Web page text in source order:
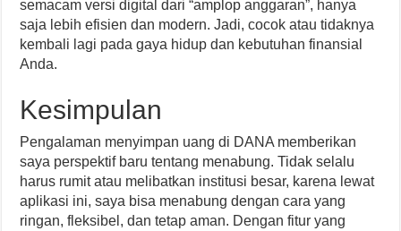
semacam versi digital dari “amplop anggaran”, hanya
saja lebih efisien dan modern. Jadi, cocok atau tidaknya
kembali lagi pada gaya hidup dan kebutuhan finansial
Anda.
Kesimpulan
Pengalaman menyimpan uang di DANA memberikan
saya perspektif baru tentang menabung. Tidak selalu
harus rumit atau melibatkan institusi besar, karena lewat
aplikasi ini, saya bisa menabung dengan cara yang
ringan, fleksibel, dan tetap aman. Dengan fitur yang